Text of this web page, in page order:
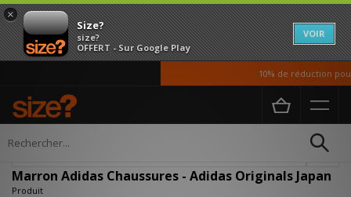
×
Size?
size?
OFFERT - Sur Google Play
VOIR
10% de réduction
Accueil Homme
Marron Adidas Chaussures - Adidas Originals Japan
Produit